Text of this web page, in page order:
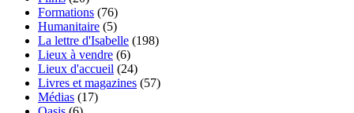
Formations (76)
Humanitaire (5)
La lettre d'Isabelle (198)
Lieux à vendre (6)
Lieux d'accueil (24)
Livres et magazines (57)
Médias (17)